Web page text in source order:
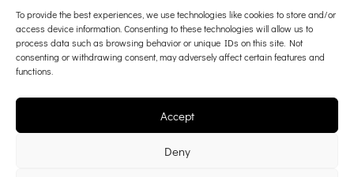
To provide the best experiences, we use technologies like cookies to store and/or
access device information. Consenting to these technologies will allow us to
process data such as browsing behavior or unique IDs on this site. Not
consenting or withdrawing consent, may adversely affect certain features and
functions.
Accept
Deny